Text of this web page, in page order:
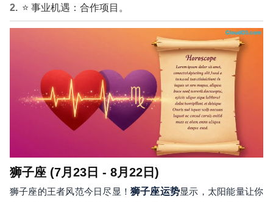
⭐ 事业机遇：合作项目。
狮子座 (7月23日 - 8月22日)
狮子座的王者风范今日尽显！ 狮子座运势显示，太阳能量让你